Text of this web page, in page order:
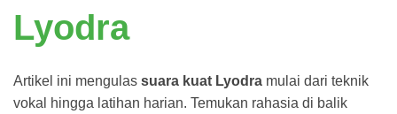
Lyodra
Artikel ini mengulas suara kuat Lyodra mulai dari teknik
vokal hingga latihan harian. Temukan rahasia di balik